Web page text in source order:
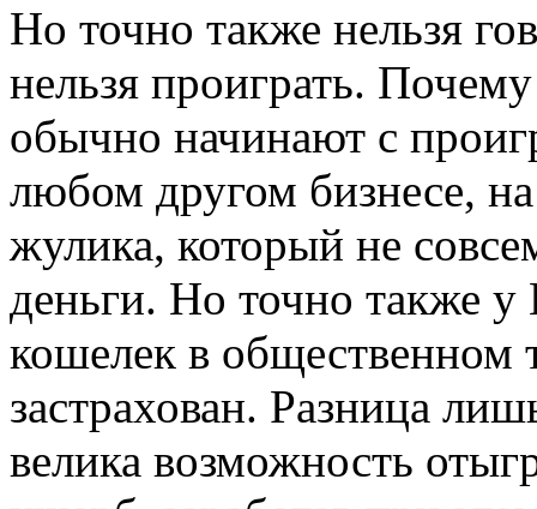
Но точно также нельзя
нельзя проиграть.
обычно начинают с
любом другом бизнесе,
жулика, который не
деньги. Но точно также у
кошелек в общественном
застрахован. Разница
велика возможность